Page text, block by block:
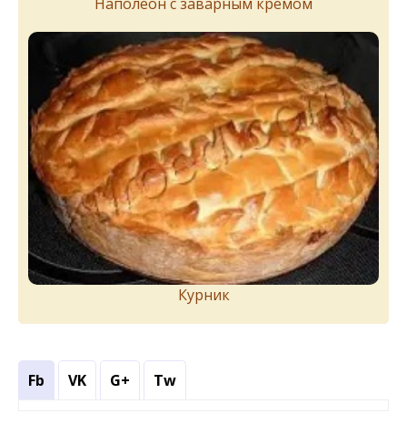
Курник
Fb VK G+ Tw